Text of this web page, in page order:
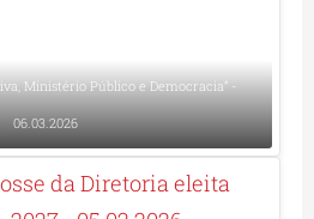
Ministério Público e Democracia” -
06.03.2026